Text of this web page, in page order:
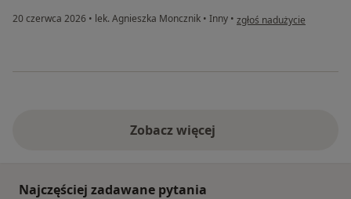
20 czerwca 2026 • lek. Agnieszka Moncznik • Inny • w opinii użytkownika
zgłoś nadużycie
Zobacz więcej
Najczęściej zadawane pytania